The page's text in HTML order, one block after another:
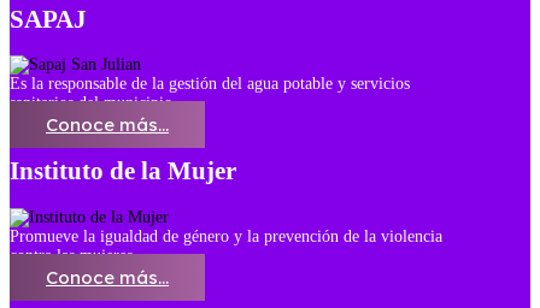
SAPAJ
Es la responsable de la gestión del agua potable y servicios
sanitarios del municipio.
Conoce más...
Instituto de la Mujer
Promueve la igualdad de género y la prevención de la violencia
contra las mujeres.
Conoce más...